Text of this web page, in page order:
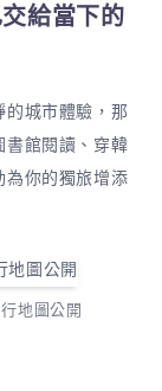
給當下的
的城市體驗，那
書館閱讀、穿韓
為你的獨旅增添
地圖公開